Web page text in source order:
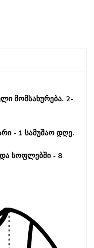
მომსახურება. 2-
- 1 სამუშაო დღე.
სოფლებში - 8